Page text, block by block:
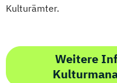
Kulturämter.
Weitere